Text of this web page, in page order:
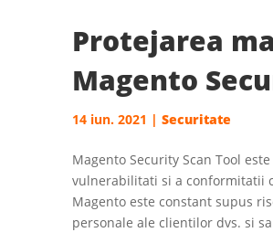
Protejarea
Magento
14 iun. 2021 | Securitate
Magento Security Scan Tool
vulnerabilitati si a conformitatii
Magento este constant supus
personale ale clientilor dvs. si